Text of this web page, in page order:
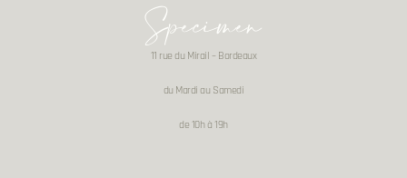
Specimen
11 rue du Mirail – Bordeaux
du Mardi au Samedi
de 10h à 19h